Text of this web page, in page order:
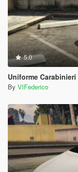
5.0
Uniforme Carabinieri -
By VIFederico